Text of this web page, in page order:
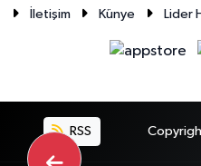
İletişim Künye Lider
RSS